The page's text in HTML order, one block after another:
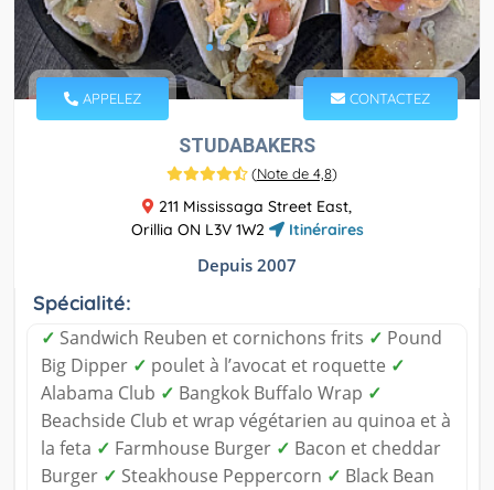
APPELEZ CONTACTEZ
STUDABAKERS
(Note de 4,8)
211 Mississaga Street East,
Orillia ON L3V 1W2
Itinéraires
Depuis 2007
Spécialité:
✓ Sandwich Reuben et cornichons frits ✓ Pound
Big Dipper ✓ poulet à l’avocat et roquette ✓
Alabama Club ✓ Bangkok Buffalo Wrap ✓
Beachside Club et wrap végétarien au quinoa et à
la feta ✓ Farmhouse Burger ✓ Bacon et cheddar
Burger ✓ Steakhouse Peppercorn ✓ Black Bean